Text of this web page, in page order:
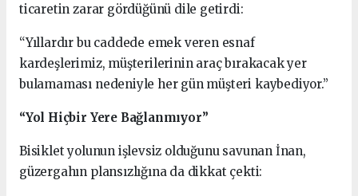
ticaretin zarar gördüğünü dile getirdi:
“Yıllardır bu caddede emek veren esnaf
kardeşlerimiz, müşterilerinin araç bırakacak yer
bulamaması nedeniyle her gün müşteri kaybediyor.”
“Yol Hiçbir Yere Bağlanmıyor”
Bisiklet yolunun işlevsiz olduğunu savunan İnan,
güzergahın plansızlığına da dikkat çekti: